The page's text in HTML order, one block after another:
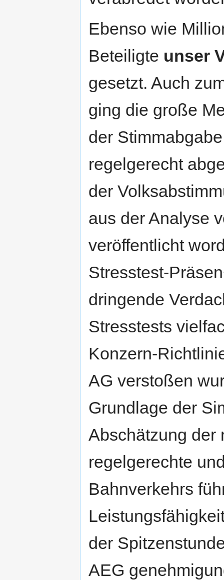
Ebenso wie
Beteiligte unser
gesetzt. Auch
ging die große
der
regelgerecht
der
aus der Analyse
veröffentlicht
Stresstest-
dringende
Stresstests
Konzern-
AG verstoßen
Grundlage der
Abschätzung der
regelgerechte
Bahnverkehrs
der
AEG